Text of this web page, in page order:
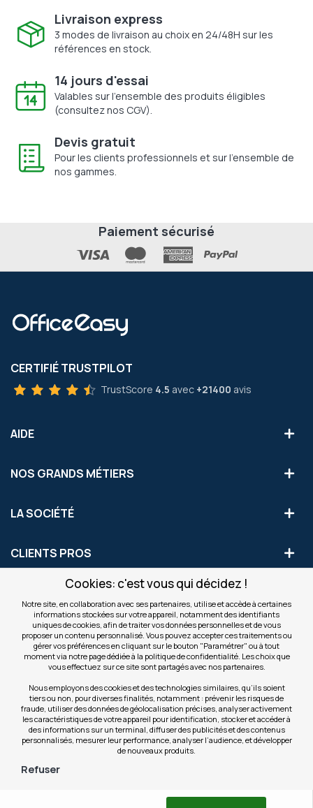
Cookies: c'est vous qui décidez !
Notre site, en collaboration avec ses partenaires, utilise et accède à certaines
informations stockées sur votre appareil, notamment des identifiants
uniques de cookies, afin de traiter vos données personnelles et de vous
proposer un contenu personnalisé. Vous pouvez accepter ces traitements ou
gérer vos préférences en cliquant sur le bouton "Paramétrer" ou à tout
moment via notre page dédiée à la politique de confidentialité. Les choix que
vous effectuez sur ce site sont partagés avec nos partenaires.
Nous employons des cookies et des technologies similaires, qu’ils soient
tiers ou non, pour diverses finalités, notamment : prévenir les risques de
fraude, utiliser des données de géolocalisation précises, analyser activement
les caractéristiques de votre appareil pour identification, stocker et accéder à
des informations sur un terminal, diffuser des publicités et des contenus
personnalisés, mesurer leur performance, analyser l’audience, et développer
de nouveaux produits.
Refuser
Livraison express
3 modes de livraison au choix en 24/48H sur les
références en stock.
14 jours d'essai
Valables sur l'ensemble des produits éligibles
(consultez nos CGV).
Devis gratuit
Pour les clients professionnels et sur l'ensemble de
nos gammes.
Paiement sécurisé
CERTIFIÉ TRUSTPILOT
TrustScore 4.5 avec +21400 avis
AIDE
NOS GRANDS MÉTIERS
LA SOCIÉTÉ
CLIENTS PROS
S'INSCRIRE AUX OFFRES COMMERCIALES
Inscription
notre
newsletter
Valider
NOS SITES